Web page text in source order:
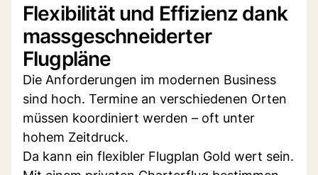
Flexibilität und Effizienz dank
massgeschneiderter
Flugpläne
Die Anforderungen im modernen Business
sind hoch. Termine an verschiedenen Orten
müssen koordiniert werden – oft unter
hohem Zeitdruck.
Da kann ein flexibler Flugplan Gold wert sein.